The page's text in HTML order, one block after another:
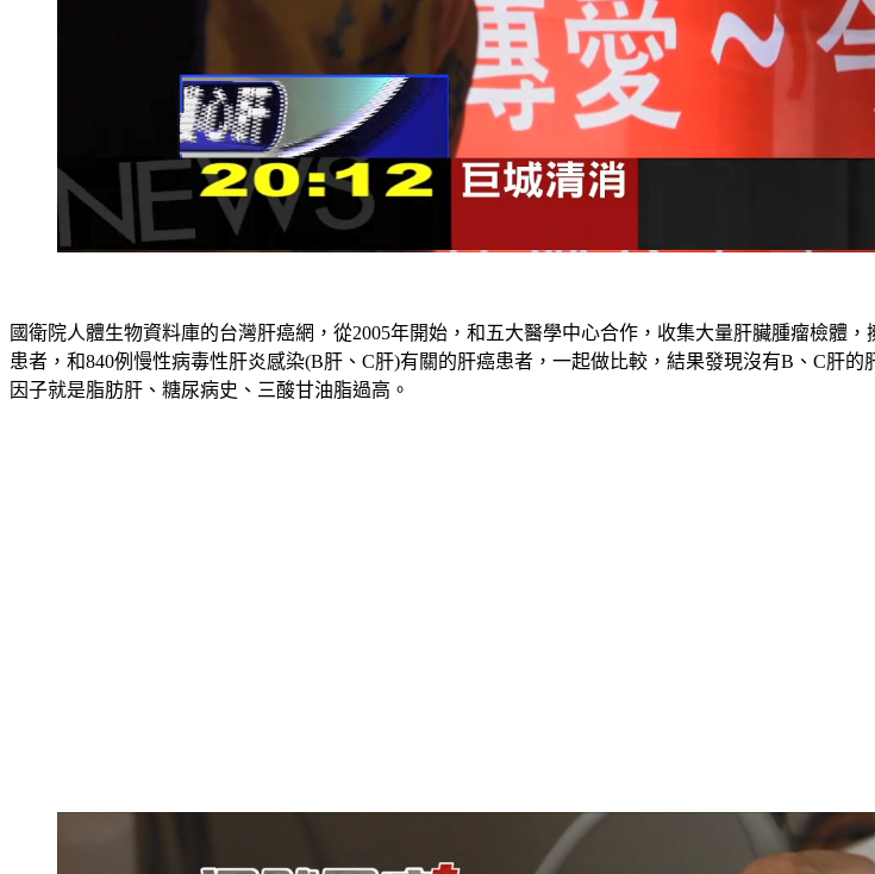
國衛院人體生物資料庫的台灣肝癌網，從2005年開始，和五大醫學中心合作，收集大量肝臟腫瘤檢體
患者，和840例慢性病毒性肝炎感染(B肝、C肝)有關的肝癌患者，一起做比較，結果發現沒有B、C肝
因子就是脂肪肝、糖尿病史、三酸甘油脂過高。